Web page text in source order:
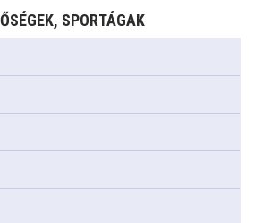
SPORTÁGAK